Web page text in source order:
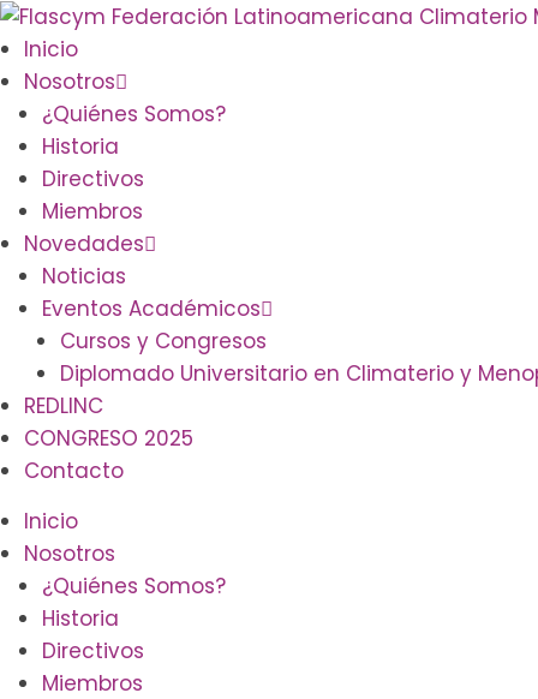
Skip
to
content
Inicio
Nosotros
¿Quiénes Somos?
Historia
Directivos
Miembros
Novedades
Noticias
Eventos Académicos
Cursos y Congresos
Diplomado Universitario en Climaterio y
REDLINC
CONGRESO 2025
Contacto
Inicio
Nosotros
¿Quiénes Somos?
Historia
Directivos
Miembros